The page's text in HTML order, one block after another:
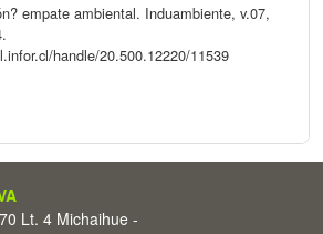
empate ambiental. Induambiente, v.07,
handle/20.500.12220/11539
Lt. 4 Michaihue -